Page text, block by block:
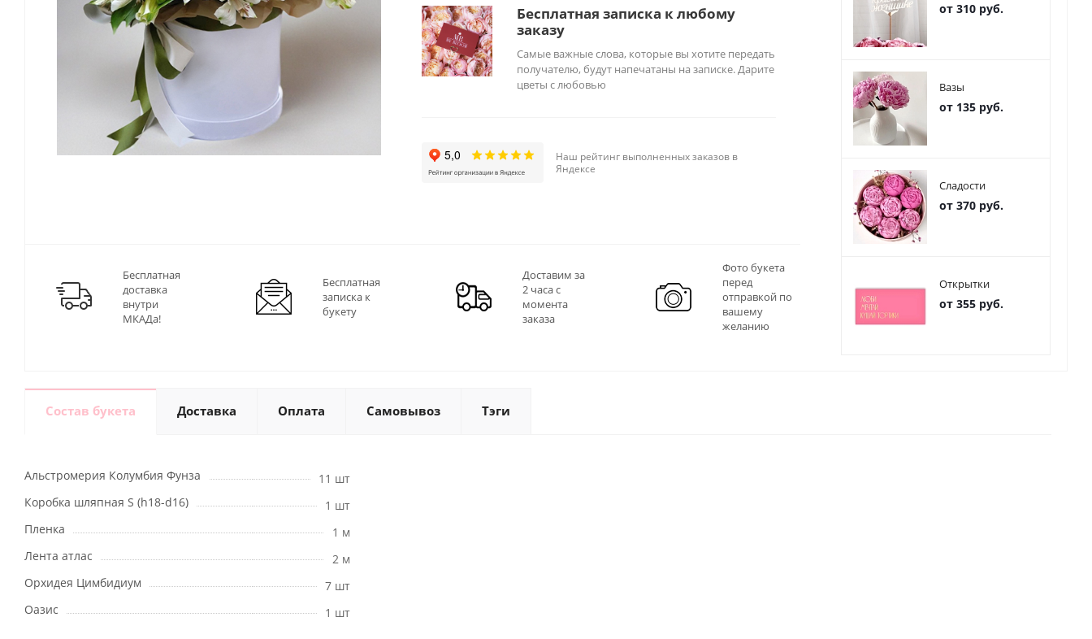
Бесплатная записка к любому
заказу
Самые важные слова, которые вы хотите передать
получателю, будут напечатаны на записке. Дарите
цветы с любовью
Наш рейтинг выполненных заказов в
Яндексе
Бесплатная
доставка
внутри
МКАДа!
Бесплатная
записка к
букету
Доставим за
2 часа с
момента
заказа
Фото букета
перед
отправкой по
вашему
желанию
от 310 руб.
Вазы
от 135 руб.
Сладости
от 370 руб.
Открытки
от 355 руб.
Состав букета Доставка Оплата Самовывоз Тэги
Альстромерия Колумбия Фунза
11 шт
Коробка шляпная S (h18-d16)
1 шт
Пленка
1 м
Лента атлас
2 м
Орхидея Цимбидиум
7 шт
Оазис
1 шт